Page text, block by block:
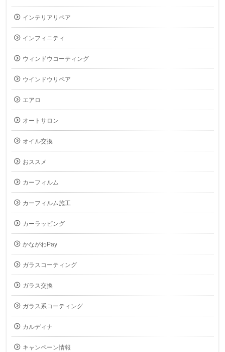
インテリアリペア
インフィニティ
ウィンドウコーティング
ウインドウリペア
エアロ
オートサロン
オイル交換
おススメ
カーフィルム
カーフィルム施工
カーラッピング
かながわPay
ガラスコーティング
ガラス交換
ガラス系コーティング
カルディナ
キャンペーン情報